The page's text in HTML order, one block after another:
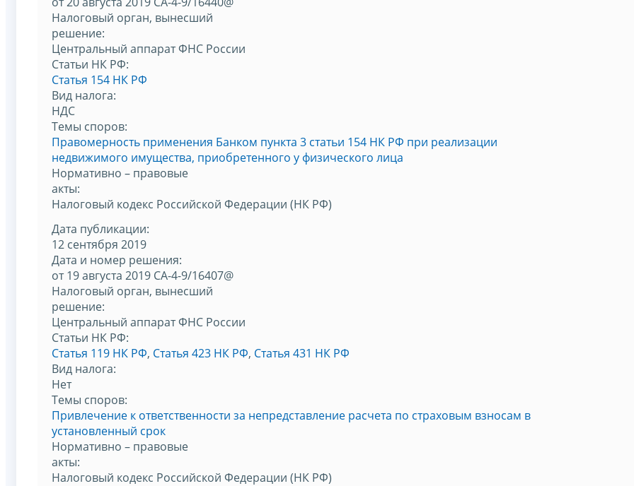
Налоговый орган, вынесший
решение:
Центральный аппарат ФНС России
Статьи НК РФ:
Статья 154 НК РФ
Вид налога:
НДС
Темы споров:
Правомерность применения Банком пункта 3 статьи 154 НК РФ при реализации
недвижимого имущества, приобретенного у физического лица
Нормативно – правовые
акты:
Налоговый кодекс Российской Федерации (НК РФ)
Дата публикации:
12 сентября 2019
Дата и номер решения:
от 19 августа 2019 СА-4-9/16407@
Налоговый орган, вынесший
решение:
Центральный аппарат ФНС России
Статьи НК РФ:
Статья 119 НК РФ, Статья 423 НК РФ, Статья 431 НК РФ
Вид налога:
Нет
Темы споров:
Привлечение к ответственности за непредставление расчета по страховым взносам в
установленный срок
Нормативно – правовые
акты:
Налоговый кодекс Российской Федерации (НК РФ)